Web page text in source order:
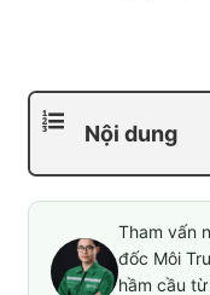
Nội dung
Tham vấn
đốc Môi
hầm cầu từ